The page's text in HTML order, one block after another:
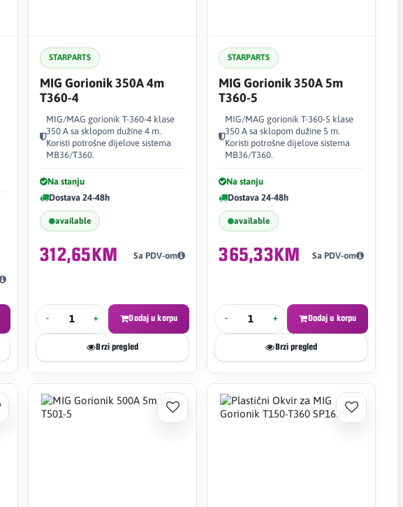
STARPARTS
MIG Gorionik 350A 4m
T360-4
MIG/MAG gorionik T-360-4 klase
350 A sa sklopom dužine 4 m.
Koristi potrošne dijelove sistema
MB36/T360.
Na stanju
Dostava 24-48h
available
312,65KM Sa PDV-om
- + Dodaj u korpu
Brzi pregled
STARPARTS
MIG Gorionik 350A 5m
T360-5
MIG/MAG gorionik T-360-5 klase
350 A sa sklopom dužine 5 m.
Koristi potrošne dijelove sistema
MB36/T360.
Na stanju
Dostava 24-48h
available
365,33KM Sa PDV-om
- + Dodaj u korpu
Brzi pregled